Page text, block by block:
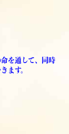
を通して、同時
ます。